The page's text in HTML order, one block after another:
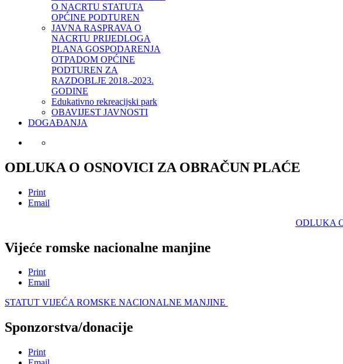
O NACRTU STATUTA
OPĆINE PODTUREN
JAVNA RASPRAVA O
NACRTU PRIJEDLOGA
PLANA GOSPODARENJA
OTPADOM OPĆINE
PODTUREN ZA
RAZDOBLJE 2018.-2023.
GODINE
Edukativno rekreacijski park
OBAVIJEST JAVNOSTI
DOGAĐANJA
ODLUKA O OSNOVICI ZA OBRAČUN PLAĆE
Print
Email
ODLUKA
Vijeće romske nacionalne manjine
Print
Email
STATUT VIJEĆA ROMSKE NACIONALNE MANJINE
Sponzorstva/donacije
Print